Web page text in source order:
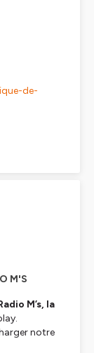
de-
M'S
M’s, la
.
notre